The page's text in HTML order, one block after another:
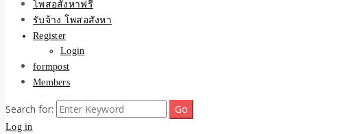
โพสอสังหาฟรี
รับจ้าง โพสอสังหา
Register
Login
formpost
Members
Search for:
Log in